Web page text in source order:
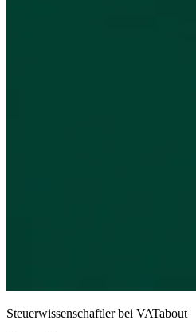
Steuerwissenschaftler bei VATabout